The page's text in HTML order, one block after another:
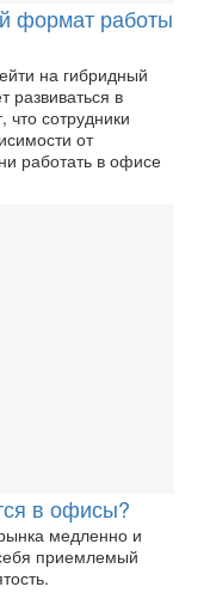
формат работы
на гибридный
в
сотрудники
от
работать в офисе
в офисы?
медленно и
приемлемый